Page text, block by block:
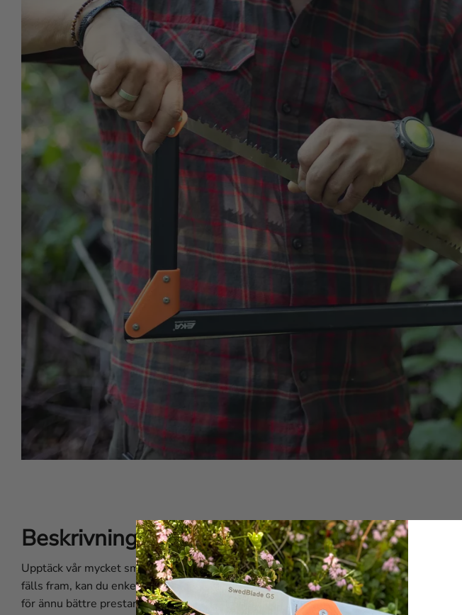
Beskrivning av EKA® Combi Saw Orange 21
Upptäck vår mycket smidiga och ihopfällbara såg. EKA1882 Combi Saw Orange 21
fälls fram, kan du enkelt sedan ta fram det blad du behöver. Kombinationssågen
för ännu bättre prestanda, är att Combi Saw nu har svensktillverkade sågblad.